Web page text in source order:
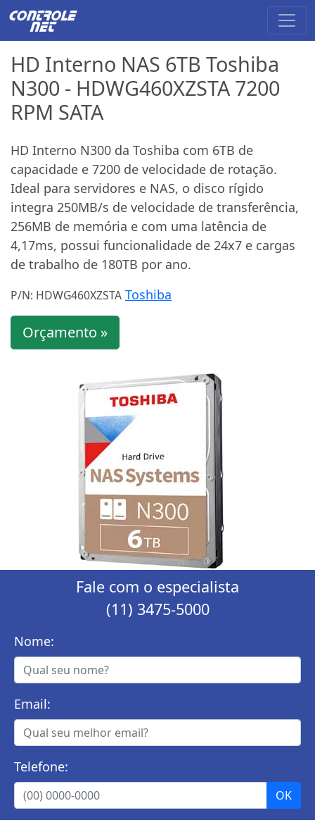
HD Interno NAS 6TB Toshiba
N300 - HDWG460XZSTA 7200
RPM SATA
HD Interno N300 da Toshiba com 6TB de
capacidade e 7200 de velocidade de rotação.
Ideal para servidores e NAS, o disco rígido
integra 250MB/s de velocidade de transferência,
256MB de memória e com uma latência de
4,17ms, possui funcionalidade de 24x7 e cargas
de trabalho de 180TB por ano.
P/N: HDWG460XZSTA Toshiba
Orçamento »
Fale com o especialista
(11) 3475-5000
Nome:
Email:
Telefone: